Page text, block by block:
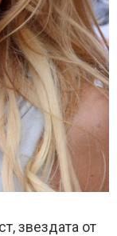
звездата от